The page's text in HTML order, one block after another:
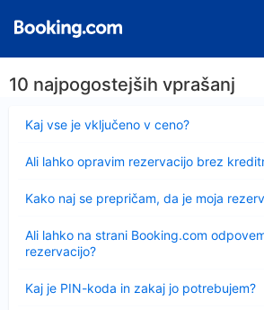
10 najpogostejših vprašanj
Kaj vse je vključeno v ceno?
Ali lahko opravim rezervacijo brez
Kako naj se prepričam, da je moja
Ali lahko na strani Booking.com
rezervacijo?
Kaj je PIN-koda in zakaj jo potrebujem?